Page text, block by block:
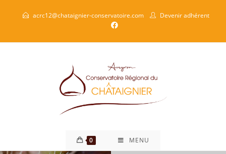
acrc12@chataignier-conservatoire.com Devenir adhérent
0 MENU